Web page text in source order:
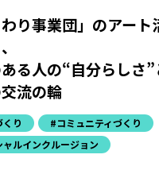
わり事業団」のアート
る人の“自分らしさ
流の輪
り
#コミュニティづくり
ャルインクルージョン